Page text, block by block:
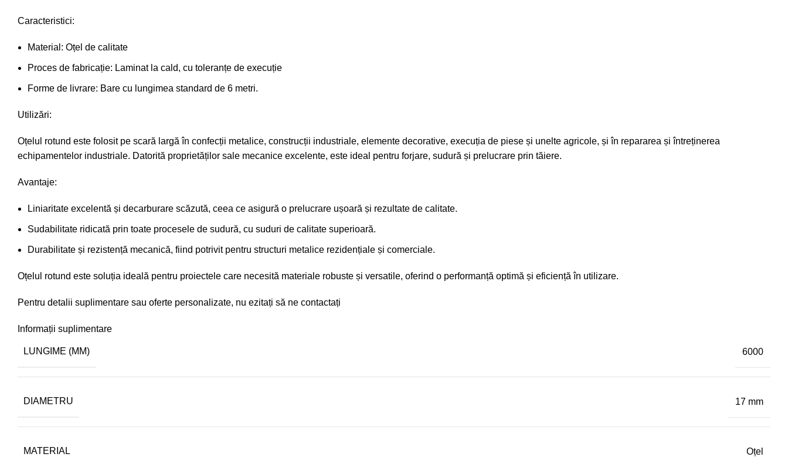
Caracteristici:
Material: Oțel de calitate
Proces de fabricație: Laminat la cald, cu toleranțe de execuție
Forme de livrare: Bare cu lungimea standard de 6 metri.
Utilizări:
Oțelul rotund este folosit pe scară largă în confecții metalice, construcții industriale, elemente decorative, execuția de piese și unelte agricole, și în repararea și întreținerea
echipamentelor industriale. Datorită proprietăților sale mecanice excelente, este ideal pentru forjare, sudură și prelucrare prin tăiere.
Avantaje:
Liniaritate excelentă și decarburare scăzută, ceea ce asigură o prelucrare ușoară și rezultate de calitate.
Sudabilitate ridicată prin toate procesele de sudură, cu suduri de calitate superioară.
Durabilitate și rezistență mecanică, fiind potrivit pentru structuri metalice rezidențiale și comerciale.
Oțelul rotund este soluția ideală pentru proiectele care necesită materiale robuste și versatile, oferind o performanță optimă și eficiență în utilizare.
Pentru detalii suplimentare sau oferte personalizate, nu ezitați să ne contactați​
Informații suplimentare
LUNGIME (MM) 6000
DIAMETRU 17 mm
MATERIAL Oțel